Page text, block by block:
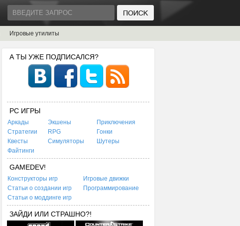
Игровые утилиты
А ТЫ УЖЕ ПОДПИСАЛСЯ?
PC ИГРЫ
Аркады Экшены
Приключения
Стратегии
RPG
Гонки
Квесты
Симуляторы
Шутеры
Файтинги
GAMEDEV!
Конструкторы игр
Игровые движки
Статьи о создании игр
Программирование
Статьи о моддинге игр
ЗАЙДИ ИЛИ СТРАШНО?!